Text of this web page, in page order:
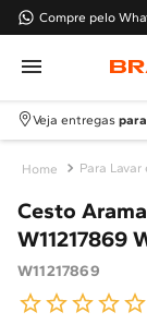
Compre pelo
Veja entregas
Para Lavar
Cesto
W11217869
W11217869